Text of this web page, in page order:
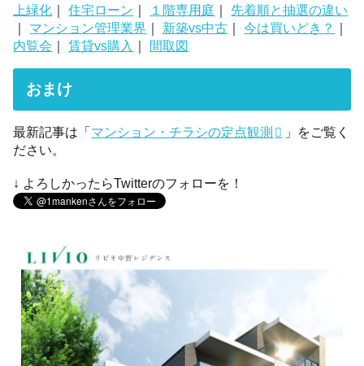
上緑化 ｜住宅ローン ｜ １階専用庭 ｜ 先着順と抽選の違い
｜ マンション管理業界 ｜ 新築vs中古 ｜今は買いどき？
｜
内覧会 ｜賃貸vs購入 ｜ 間取図
おまけ
最新記事は「マンション・チラシの定点観測
」をご覧く
ださい。
↓ よろしかったらTwitterのフォローを！